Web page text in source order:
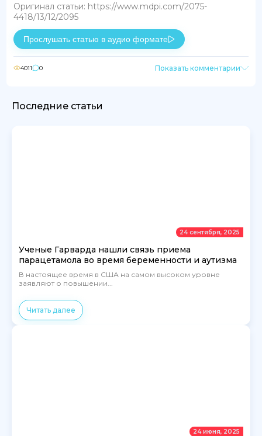
Оригинал статьи: https://www.mdpi.com/2075-
4418/13/12/2095
Прослушать статью в аудио формате
4011 0 Показать комментарии
Последние статьи
24 сентября, 2025
Ученые Гарварда нашли связь приема
парацетамола во время беременности и аутизма
В настоящее время в США на самом высоком уровне
заявляют о повышении...
Читать далее
24 июня, 2025